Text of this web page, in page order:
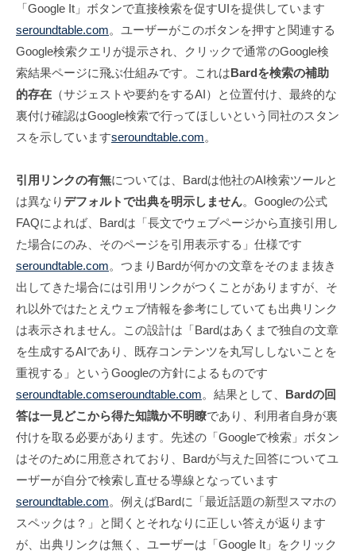
「Google It」ボタンで直接検索を促すUIを提供しています
seroundtable.com。ユーザーがこのボタンを押すと関連する
Google検索クエリが提示され、クリックで通常のGoogle検
索結果ページに飛ぶ仕組みです。これはBardを検索の補助
的存在 （サジェストや要約をするAI）と位置付け、最終的な
裏付け確認はGoogle検索で行ってほしいという同社のスタン
スを示していますseroundtable.com。
引用リンクの有無については、Bardは他社のAI検索ツールと
は異なりデフォルトで出典を明示しません。Googleの公式
FAQによれば、Bardは「長文でウェブページから直接引用し
た場合にのみ、そのページを引用表示する」仕様です
seroundtable.com。つまりBardが何かの文章をそのまま抜き
出してきた場合には引用リンクがつくことがありますが、そ
れ以外ではたとえウェブ情報を参考にしていても出典リンク
は表示されません。この設計は「Bardはあくまで独自の文章
を生成するAIであり、既存コンテンツを丸写ししないことを
重視する」というGoogleの方針によるものです
seroundtable.comseroundtable.com。結果として、 Bardの回
答は一見どこから得た知識か不明瞭であり、利用者自身が裏
付けを取る必要があります。先述の「Googleで検索」ボタン
はそのために用意されており、Bardが与えた回答についてユ
ーザーが自分で検索し直せる導線となっています
seroundtable.com。例えばBardに「最近話題の新型スマホの
スペックは？」と聞くとそれなりに正しい答えが返ります
が、出典リンクは無く、ユーザーは「Google It」をクリック